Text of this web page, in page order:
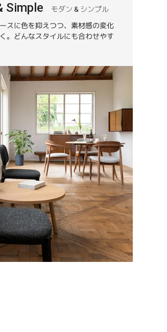
Simple モダン & シンプル
スに色を抑えつつ、素材感の変化
。どんなスタイルにも合わせやす